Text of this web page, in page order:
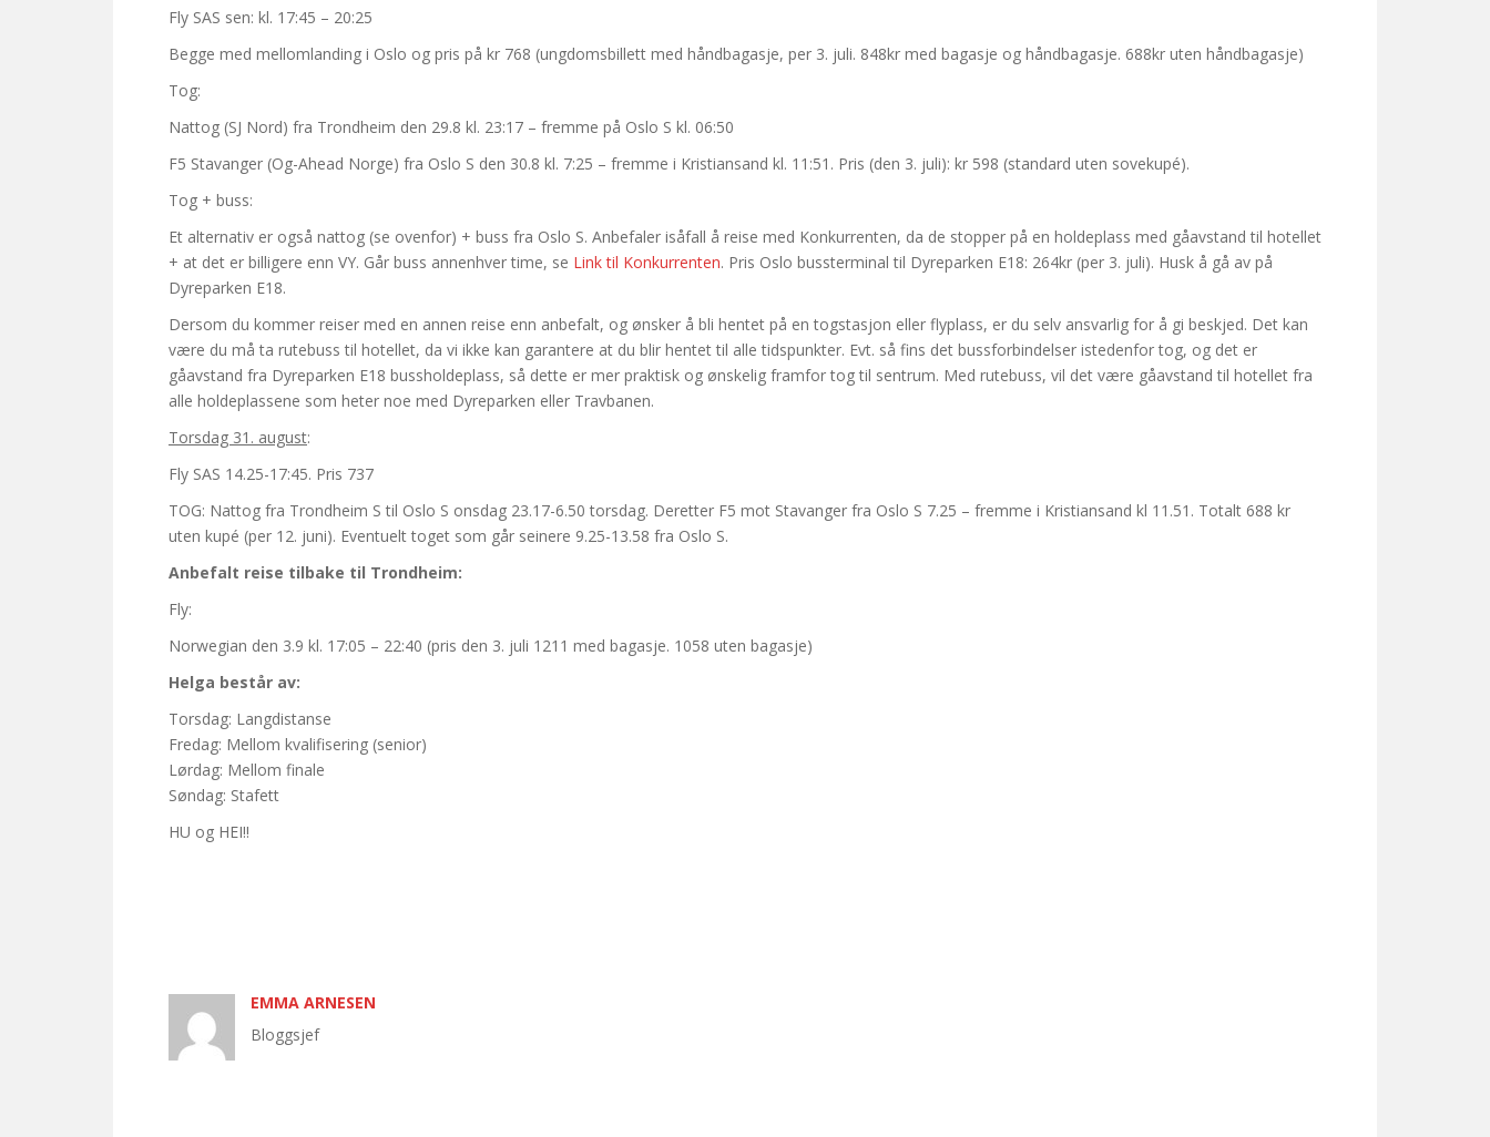
Fly SAS sen: kl. 17:45 – 20:25
Begge med mellomlanding i Oslo og pris på kr 768 (ungdomsbillett med håndbagasje, per 3. juli. 848kr med bagasje og håndbagasje. 688kr uten håndbagasje)
Tog:
Nattog (SJ Nord) fra Trondheim den 29.8 kl. 23:17 – fremme på Oslo S kl. 06:50
F5 Stavanger (Og-Ahead Norge) fra Oslo S den 30.8 kl. 7:25 – fremme i Kristiansand kl. 11:51. Pris (den 3. juli): kr 598 (standard uten sovekupé).
Tog + buss:
Et alternativ er også nattog (se ovenfor) + buss fra Oslo S. Anbefaler isåfall å reise med Konkurrenten, da de stopper på en holdeplass med gåavstand til hotellet
+ at det er billigere enn VY. Går buss annenhver time, se Link til Konkurrenten. Pris Oslo bussterminal til Dyreparken E18: 264kr (per 3. juli). Husk å gå av på
Dyreparken E18.
Dersom du kommer reiser med en annen reise enn anbefalt, og ønsker å bli hentet på en togstasjon eller flyplass, er du selv ansvarlig for å gi beskjed. Det kan
være du må ta rutebuss til hotellet, da vi ikke kan garantere at du blir hentet til alle tidspunkter. Evt. så fins det bussforbindelser istedenfor tog, og det er
gåavstand fra Dyreparken E18 bussholdeplass, så dette er mer praktisk og ønskelig framfor tog til sentrum. Med rutebuss, vil det være gåavstand til hotellet fra
alle holdeplassene som heter noe med Dyreparken eller Travbanen.
Torsdag 31. august:
Fly SAS 14.25-17:45. Pris 737
TOG: Nattog fra Trondheim S til Oslo S onsdag 23.17-6.50 torsdag. Deretter F5 mot Stavanger fra Oslo S 7.25 – fremme i Kristiansand kl 11.51. Totalt 688 kr
uten kupé (per 12. juni). Eventuelt toget som går seinere 9.25-13.58 fra Oslo S.
Anbefalt reise tilbake til Trondheim:
Fly:
Norwegian den 3.9 kl. 17:05 – 22:40 (pris den 3. juli 1211 med bagasje. 1058 uten bagasje)
Helga består av:
Torsdag: Langdistanse
Fredag: Mellom kvalifisering (senior)
Lørdag: Mellom finale
Søndag: Stafett
HU og HEI!!
EMMA ARNESEN
Bloggsjef